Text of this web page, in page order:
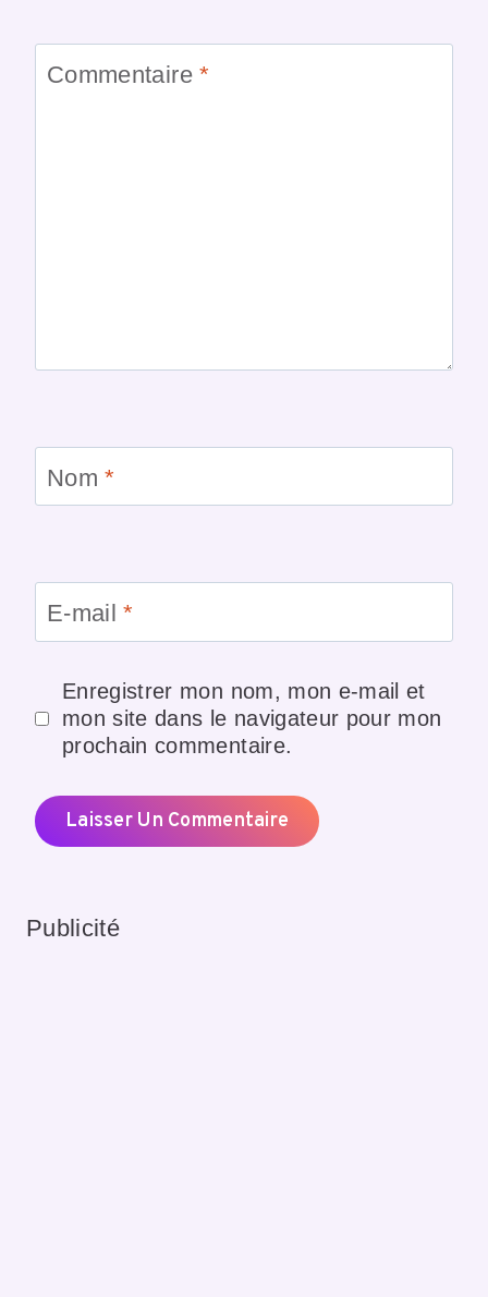
Commentaire*
Nom*
E-mail*
Enregistrer mon nom, mon e-mail et
mon site dans le navigateur pour mon
prochain commentaire.
Publicité